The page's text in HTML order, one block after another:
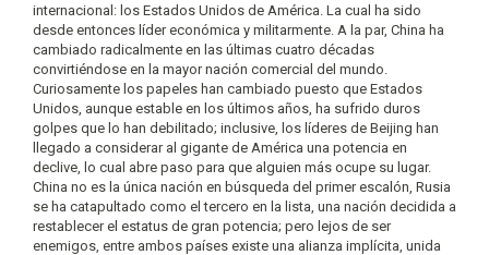
internacional: los Estados Unidos de América. La cual ha sido
desde entonces líder económica y militarmente. A la par, China ha
cambiado radicalmente en las últimas cuatro décadas
convirtiéndose en la mayor nación comercial del mundo.
Curiosamente los papeles han cambiado puesto que Estados
Unidos, aunque estable en los últimos años, ha sufrido duros
golpes que lo han debilitado; inclusive, los líderes de Beijing han
llegado a considerar al gigante de América una potencia en
declive, lo cual abre paso para que alguien más ocupe su lugar.
China no es la única nación en búsqueda del primer escalón, Rusia
se ha catapultado como el tercero en la lista, una nación decidida a
restablecer el estatus de gran potencia; pero lejos de ser
enemigos, entre ambos países existe una alianza implícita, unida